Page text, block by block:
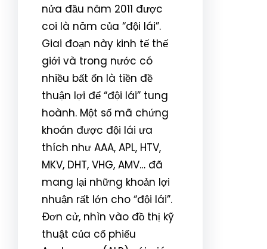
nửa đầu năm 2011 được
coi là năm của “đội lái”.
Giai đoạn này kinh tế thế
giới và trong nước có
nhiều bất ổn là tiền đề
thuận lợi để “đội lái” tung
hoành. Một số mã chứng
khoán được đội lái ưa
thích như AAA, APL, HTV,
MKV, DHT, VHG, AMV… đã
mang lại những khoản lợi
nhuận rất lớn cho “đội lái”.
Đơn cử, nhìn vào đồ thị kỹ
thuật của cổ phiếu